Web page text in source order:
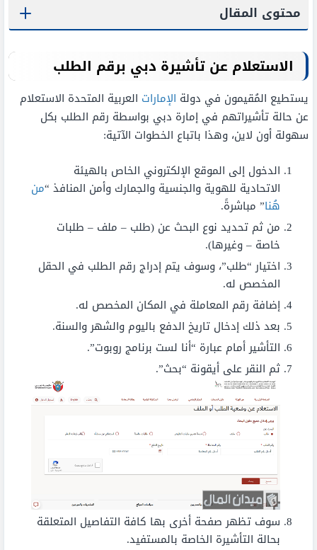
محتوى المقال
الاستعلام عن تأشيرة دبي برقم الطلب
يستطيع المُقيمون في دولة الإمارات العربية المتحدة الاستعلام
عن حالة تأشيراتهم في إمارة دبي بواسطة رقم الطلب بكل
سهولة أون لاين، وهذا باتباع الخطوات الآتية:
الدخول إلى الموقع الإلكتروني الخاص بالهيئة
الاتحادية للهوية والجنسية والجمارك وأمن المنافذ “من
هُنا” مباشرةً.
من ثم تحديد نوع البحث عن (طلب – ملف – طلبات
خاصة – وغيرها).
اختيار “طلب”، وسوف يتم إدراج رقم الطلب في الحقل
المخصص له.
إضافة رقم المعاملة في المكان المخصص له.
بعد ذلك إدخال تاريخ الدفع باليوم والشهر والسنة.
التأشير أمام عبارة “أنا لست برنامج روبوت”.
ثم النقر على أيقونة “بحث”.
سوف تظهر صفحة أخرى بها كافة التفاصيل المتعلقة
بحالة التأشيرة الخاصة بالمستفيد.